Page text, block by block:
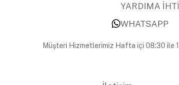
YARDIMA
WHATSAPP
Müşteri Hizmetlerimiz Hafta içi 08:30 ile